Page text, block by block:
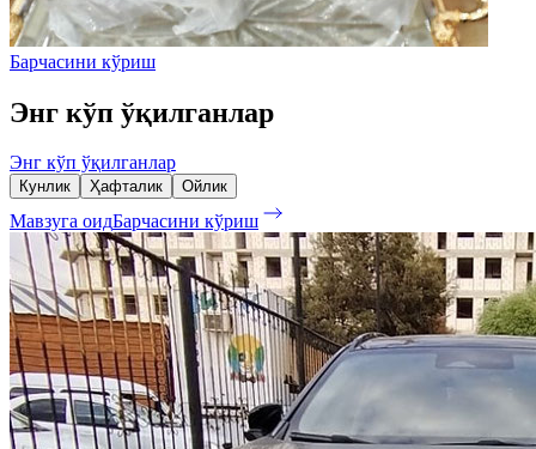
Барчасини кўриш
Энг кўп ўқилганлар
Энг кўп ўқилганлар
Кунлик Ҳафталик Ойлик
Мавзуга оидБарчасини кўриш